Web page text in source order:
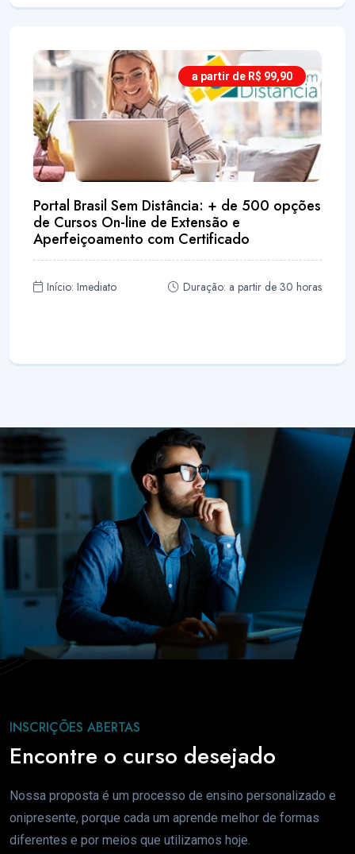
a partir de R$ 99,90
Portal Brasil Sem Distância: + de 500 opções
de Cursos On-line de Extensão e
Aperfeiçoamento com Certificado
Início: Imediato Duração: a partir de 30 horas
INSCRIÇÕES ABERTAS
Encontre o curso desejado
Nossa proposta é um processo de ensino personalizado e
onipresente, porque cada um aprende melhor de formas
diferentes e por meios que utilizamos hoje.